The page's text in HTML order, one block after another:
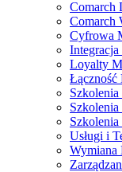
Comarch
Comarch
Cyfrowa
Loyalty
Usługi i
Wymiana